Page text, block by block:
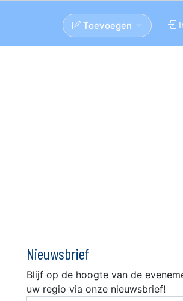
Toevoegen
Nieuwsbrief
Blijf op de hoogte van de
uw regio via onze nieuwsbrief!